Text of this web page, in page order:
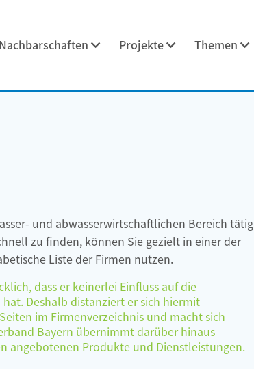
Nachbarschaften Projekte Themen
und abwasserwirtschaftlichen Bereich tätig
zu finden, können Sie gezielt in einer der
Liste der Firmen nutzen.
dass er keinerlei Einfluss auf die
Deshalb distanziert er sich hiermit
im Firmenverzeichnis und macht sich
Bayern übernimmt darüber hinaus
angebotenen Produkte und Dienstleistungen.